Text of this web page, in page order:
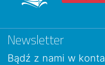
Newsletter
Bądź z nami w